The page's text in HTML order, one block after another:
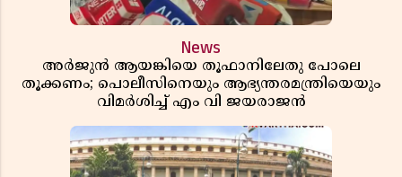
News
അർജുൻ ആയങ്കിയെ തൂഫാനിലേതു പോലെ
തൂക്കണം; പൊലീസിനെയും ആഭ്യന്തരമന്ത്രിയെയും
വിമർശിച്ച് എം വി ജയരാജൻ